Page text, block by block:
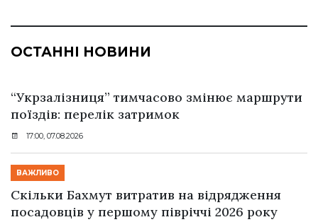
ОСТАННІ НОВИНИ
“Укрзалізниця” тимчасово змінює маршрути
поїздів: перелік затримок
17:00, 07.08.2026
ВАЖЛИВО
Скільки Бахмут витратив на відрядження
посадовців у першому півріччі 2026 року